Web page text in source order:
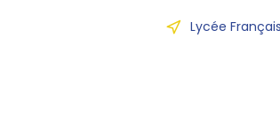
Lycée